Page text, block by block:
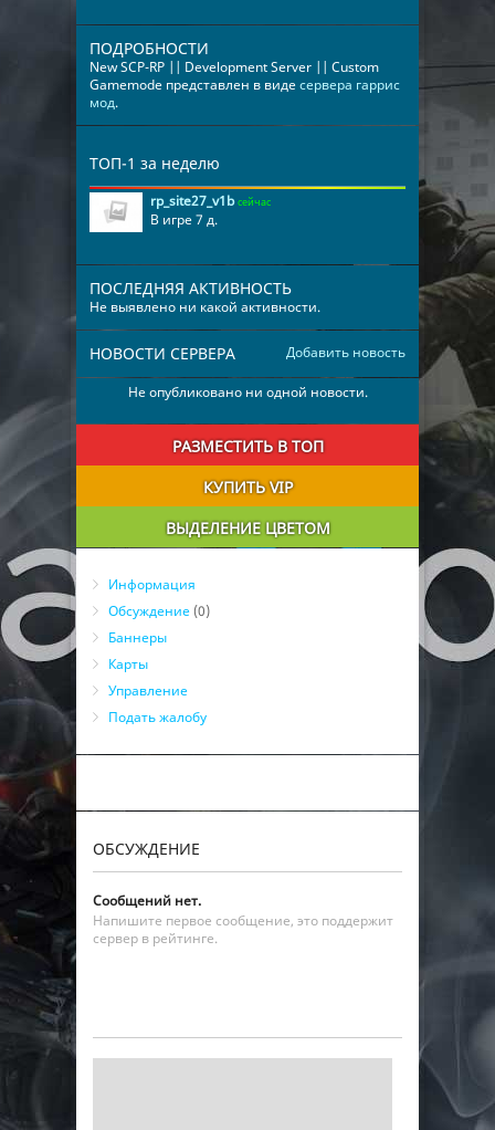
ПОДРОБНОСТИ
New SCP-RP || Development Server || Custom
Gamemode представлен в видесервера гаррис
мод.
ТОП-1 за неделю
rp_site27_v1b сейчас
В игре 7 д.
ПОСЛЕДНЯЯ АКТИВНОСТЬ
Не выявлено ни какой активности.
Добавить новость
НОВОСТИ СЕРВЕРА
Не опубликовано ни одной новости.
РАЗМЕСТИТЬ В ТОП
КУПИТЬ VIP
ВЫДЕЛЕНИЕ ЦВЕТОМ
Информация
Обсуждение (0)
Баннеры
Карты
Управление
Подать жалобу
ОБСУЖДЕНИЕ
Сообщений нет.
Напишите первое сообщение, это поддержит
сервер в рейтинге.